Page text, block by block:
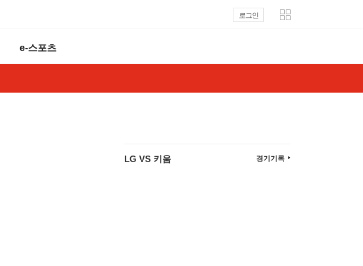
로그인
e-스포츠
LG VS 키움 경기기록